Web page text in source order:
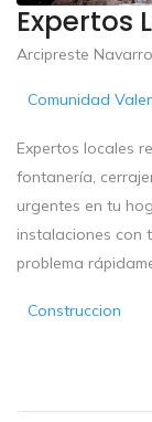
Expertos
Arcipreste
Comunidad
Expertos locales
fontanería,
urgentes en tu
instalaciones con
problema
Construccion